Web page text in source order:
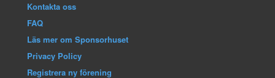
Kontakta oss
FAQ
Läs mer om Sponsorhuset
Privacy Policy
Registrera ny förening